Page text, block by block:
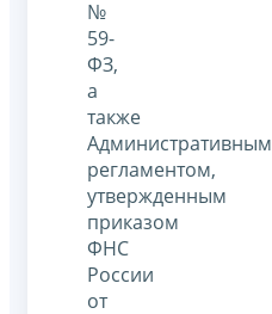
№
59-
ФЗ,
а
также
Административным
регламентом,
утвержденным
приказом
ФНС
России
от